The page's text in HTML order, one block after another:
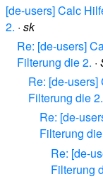
[de-users] Calc
2. · sk
Re: [de-users]
Filterung die 2. ·
Re: [de-
Filterung die 2.
Re: [de-
Filterung
Re: [de-
Filterung